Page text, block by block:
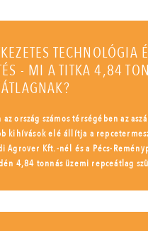
TECHNOLÓGIA
- MI A TITKA 4,84
az ország számos térségében az
kihívások elé állítja a
Agrover Kft.-nél és a Pécs-
4,84 tonnás üzemi repceátlag